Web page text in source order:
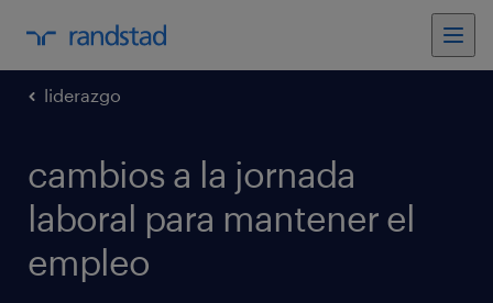
liderazgo
cambios a la jornada
laboral para mantener el
empleo